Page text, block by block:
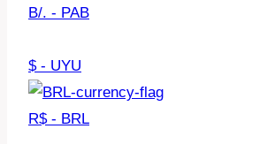
B/. - PAB
$ - UYU
R$ - BRL